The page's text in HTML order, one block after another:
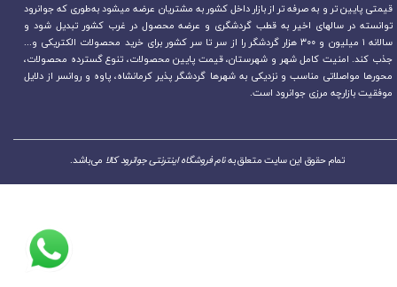
قیمتی پایین تر و به صرفه تر از بازار داخل کشور به مشتریان عرضه میشود به‌طوری که جوانرود
توانسته در سالهای اخیر به قطب گردشگری و عرضه محصول در غرب کشور تبدیل شود و
سالانه ۱ میلیون و ۳۰۰ هزار گردشگر را از سر تا سر کشور برای خرید محصولات الکتریکی و...
جذب کند. امنیت کامل شهر و شهرستان، قیمت پایین محصولات، تنوع گسترده محصولات،
محورها مواصلاتی مناسب و نزدیکی به شهرها گردشگر پذیر کرمانشاه، پاوه و روانسر از دلایل
موفقیت بازارچه مرزی جوانرود است.
تمام حقوق این سایت متعلق بهنام فروشگاه اینترنتی جوانرود کالا می‌باشد.